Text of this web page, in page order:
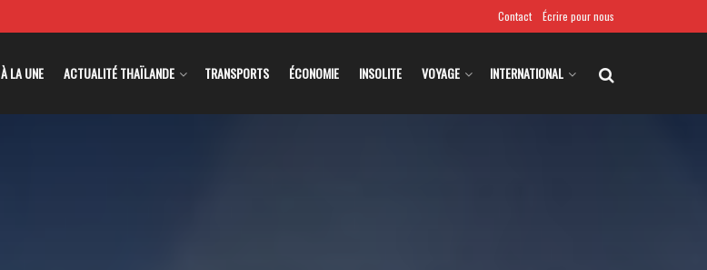
Contact Écrire pour nous
À LA UNE ACTUALITÉ THAÏLANDE TRANSPORTS ÉCONOMIE INSOLITE VOYAGE INTERNATIONAL